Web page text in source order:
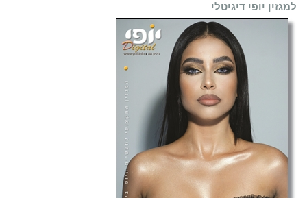
למגזין יופי דיגיטלי